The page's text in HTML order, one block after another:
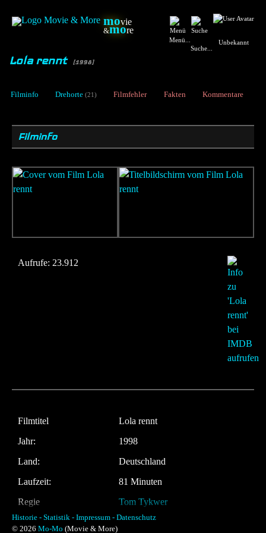
movie
&more
Menü...
Suche...
Unbekannt
Lola rennt [1998]
Filminfo Drehorte (21) Filmfehler Fakten Kommentare
Filminfo
Aufrufe: 23.912
Filmtitel
Lola rennt
Jahr:
1998
Land:
Deutschland
Laufzeit:
81 Minuten
Regie
Tom Tykwer
Musik:
Reinhold Heil
Historie - Statistik - Impressum - Datenschutz
© 2026 Mo-Mo (Movie & More)